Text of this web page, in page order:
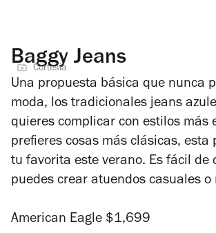
Baggy Jeans
Cortesia
Una propuesta básica que nunca
moda, los tradicionales jeans
quieres complicar con estilos más
prefieres cosas más clásicas, esta
tu favorita este verano. Es fácil de
puedes crear atuendos casuales o
American Eagle $1,699